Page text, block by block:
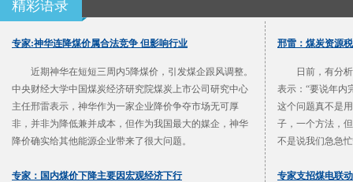
精彩语录
专家:神华连降煤价属合法竞争 但影响行业
近期神华在短短三周内5降煤价，引发煤企跟风调整。
中央财经大学中国煤炭经济研究院煤炭上市公司研究中心
主任邢雷表示，神华作为一家企业降价争夺市场无可厚
非，并非为降低兼并成本，但作为我国最大的媒企，神华
降价确实给其他能源企业带来了很大问题。
专家：国内煤价下降主要因宏观经济下行
邢雷：煤炭资源
日前，有分
表示：“要说年内
这个问题真不是
子，一个方法，
不是说我们急急
专家支招煤电联